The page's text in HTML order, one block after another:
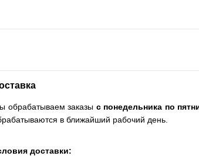
обрабатываем заказы с понедельника по
в ближайший рабочий день.
доставки: